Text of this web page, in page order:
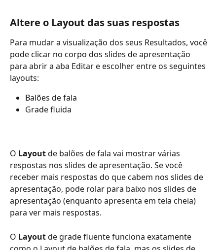
Altere o Layout das suas respostas
Para mudar a visualização dos seus Resultados, você
pode clicar no corpo dos slides de apresentação
para abrir a aba Editar e escolher entre os seguintes
layouts:
Balões de fala
Grade fluida
O Layout de balões de fala vai mostrar várias
respostas nos slides de apresentação. Se você
receber mais respostas do que cabem nos slides de
apresentação, pode rolar para baixo nos slides de
apresentação (enquanto apresenta em tela cheia)
para ver mais respostas.
O Layout de grade fluente funciona exatamente